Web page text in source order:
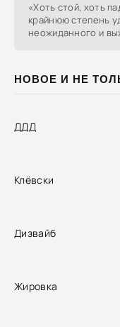
НОВОЕ И НЕ
ДДД
Клёвски
Дизвайб
Жировка
«Хоть стой, хоть
крайнюю степень
неожиданного и